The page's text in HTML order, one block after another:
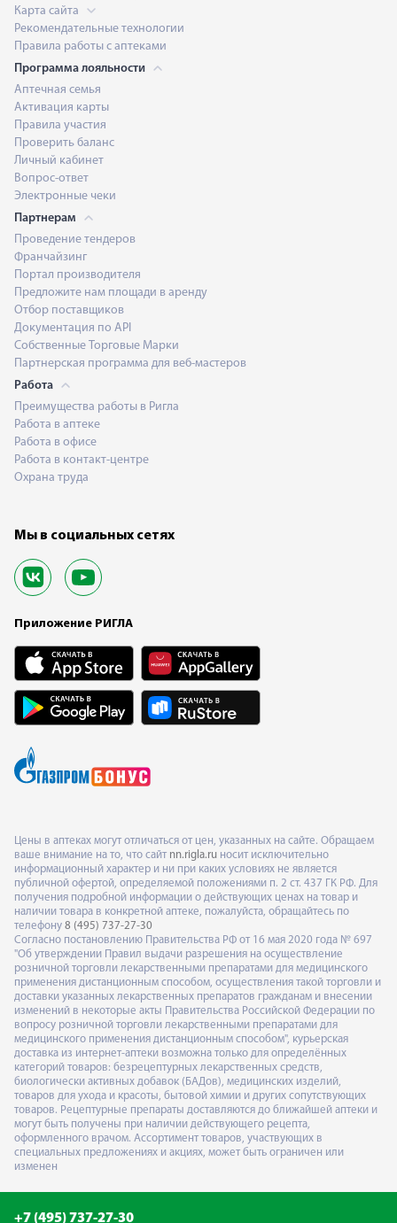
Карта сайта
Рекомендательные технологии
Правила работы с аптеками
Программа лояльности
Аптечная семья
Активация карты
Правила участия
Проверить баланс
Личный кабинет
Вопрос-ответ
Электронные чеки
Партнерам
Проведение тендеров
Франчайзинг
Портал производителя
Предложите нам площади в аренду
Отбор поставщиков
Документация по API
Собственные Торговые Марки
Партнерская программа для веб-мастеров
Работа
Преимущества работы в Ригла
Работа в аптеке
Работа в офисе
Работа в контакт-центре
Охрана труда
Мы в социальных сетях
Приложение РИГЛА
Цены в аптеках могут отличаться от цен, указанных на сайте. Обращаем
ваше внимание на то, что сайт nn.rigla.ru носит исключительно
информационный характер и ни при каких условиях не является
публичной офертой, определяемой положениями п. 2 ст. 437 ГК РФ. Для
получения подробной информации о действующих ценах на товар и
наличии товара в конкретной аптеке, пожалуйста, обращайтесь по
телефону 8 (495) 737-27-30
Согласно постановлению Правительства РФ от 16 мая 2020 года № 697
"Об утверждении Правил выдачи разрешения на осуществление
розничной торговли лекарственными препаратами для медицинского
применения дистанционным способом, осуществления такой торговли и
доставки указанных лекарственных препаратов гражданам и внесении
изменений в некоторые акты Правительства Российской Федерации по
вопросу розничной торговли лекарственными препаратами для
медицинского применения дистанционным способом", курьерская
доставка из интернет-аптеки возможна только для определённых
категорий товаров: безрецептурных лекарственных средств,
биологически активных добавок (БАДов), медицинских изделий,
товаров для ухода и красоты, бытовой химии и других сопутствующих
товаров. Рецептурные препараты доставляются до ближайшей аптеки и
могут быть получены при наличии действующего рецепта,
оформленного врачом. Ассортимент товаров, участвующих в
специальных предложениях и акциях, может быть ограничен или
изменен
+7 (495) 737-27-30